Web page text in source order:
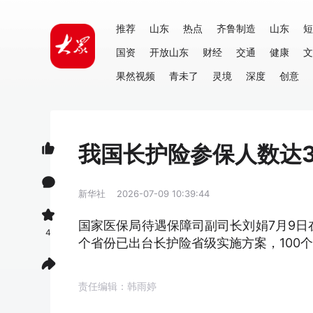
推荐 山东 热点 齐鲁制造 山东
国资
开放山东 财经 交通 健康
果然视频
青未了 灵境 深度 创意
我国长护险参保人数达
新华社 2026-07-09 10:39:44
国家医保局待遇保障司副司长刘娟7月9
个省份已出台长护险省级实施方案，100
责任编辑：韩雨婷
4